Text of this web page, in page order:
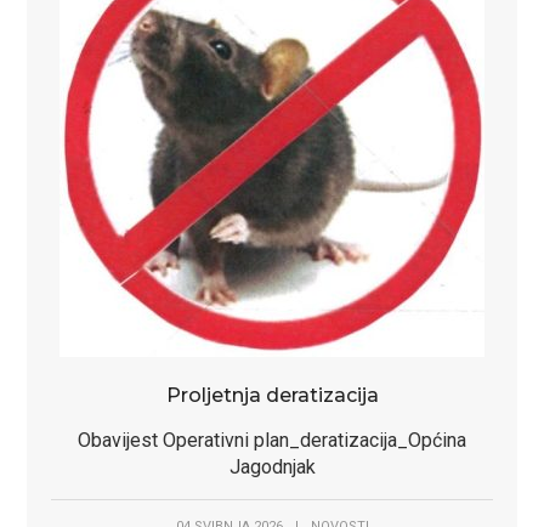
Proljetnja deratizacija
Obavijest Operativni plan_deratizacija_Općina
Jagodnjak